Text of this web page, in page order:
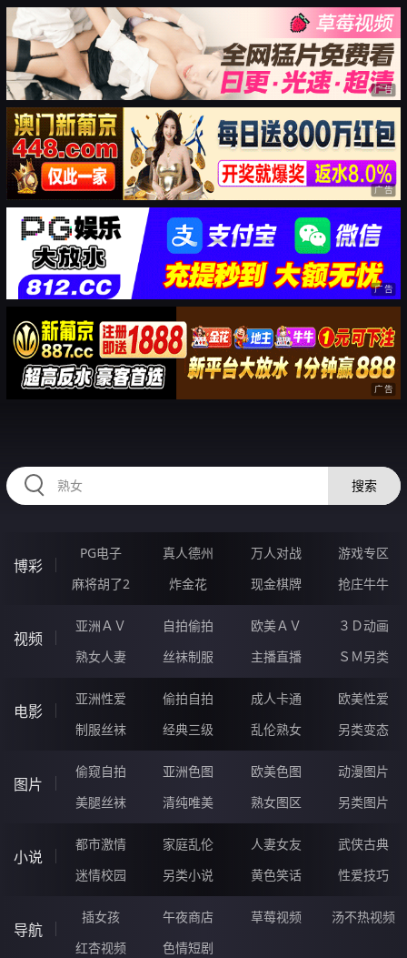
广告
广告
广告
广告
搜索
博彩
PG电子 真人德州 万人对战
游戏专区
麻将胡了2
炸金花 现金棋牌 抢庄牛牛
视频
亚洲ＡＶ 自拍偷拍 欧美ＡＶ
３Ｄ动画
熟女人妻
丝袜制服 主播直播 ＳＭ另类
电影
亚洲性爱 偷拍自拍 成人卡通
欧美性爱
制服丝袜
经典三级 乱伦熟女 另类变态
图片
偷窥自拍 亚洲色图 欧美色图
动漫图片
美腿丝袜
清纯唯美 熟女图区 另类图片
小说
都市激情 家庭乱伦 人妻女友
武侠古典
迷情校园
另类小说 黄色笑话 性爱技巧
导航
插女孩 午夜商店 草莓视频
汤不热视频
红杏视频
色情短剧